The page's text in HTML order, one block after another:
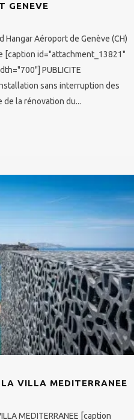
GENEVE
Hangar Aéroport de Genève (CH)
[caption id="attachment_13821"
PUBLICITE
sans interruption des
de la rénovation du...
VILLA MEDITERRANEE
MEDITERRANEE [caption